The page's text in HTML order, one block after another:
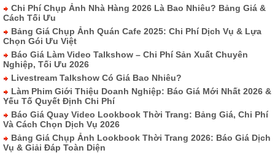
Chi Phí Chụp Ảnh Nhà Hàng 2026 Là Bao Nhiêu? Bảng Giá &
Cách Tối Ưu
Bảng Giá Chụp Ảnh Quán Cafe 2025: Chi Phí Dịch Vụ & Lựa
Chọn Gói Ưu Việt
Báo Giá Làm Video Talkshow – Chi Phí Sản Xuất Chuyên
Nghiệp, Tối Ưu 2026
Livestream Talkshow Có Giá Bao Nhiêu?
Làm Phim Giới Thiệu Doanh Nghiệp: Báo Giá Mới Nhất 2026 &
Yếu Tố Quyết Định Chi Phí
Báo Giá Quay Video Lookbook Thời Trang: Bảng Giá, Chi Phí
Và Cách Chọn Dịch Vụ 2026
Bảng Giá Chụp Ảnh Lookbook Thời Trang 2026: Báo Giá Dịch
Vụ & Giải Đáp Toàn Diện